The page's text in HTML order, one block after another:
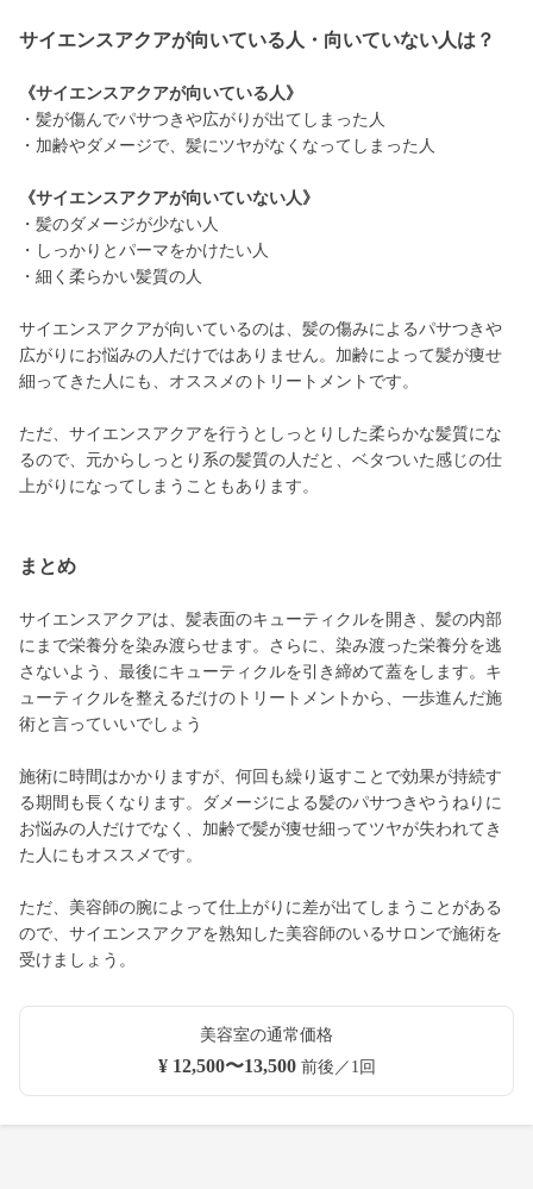
サイエンスアクアが向いている人・向いていない人は？
《サイエンスアクアが向いている人》
・髪が傷んでパサつきや広がりが出てしまった人
・加齢やダメージで、髪にツヤがなくなってしまった人
《サイエンスアクアが向いていない人》
・髪のダメージが少ない人
・しっかりとパーマをかけたい人
・細く柔らかい髪質の人
サイエンスアクアが向いているのは、髪の傷みによるパサつきや
広がりにお悩みの人だけではありません。加齢によって髪が痩せ
細ってきた人にも、オススメのトリートメントです。
ただ、サイエンスアクアを行うとしっとりした柔らかな髪質にな
るので、元からしっとり系の髪質の人だと、ベタついた感じの仕
上がりになってしまうこともあります。
まとめ
サイエンスアクアは、髪表面のキューティクルを開き、髪の内部
にまで栄養分を染み渡らせます。さらに、染み渡った栄養分を逃
さないよう、最後にキューティクルを引き締めて蓋をします。キ
ューティクルを整えるだけのトリートメントから、一歩進んだ施
術と言っていいでしょう
施術に時間はかかりますが、何回も繰り返すことで効果が持続す
る期間も長くなります。ダメージによる髪のパサつきやうねりに
お悩みの人だけでなく、加齢で髪が痩せ細ってツヤが失われてき
た人にもオススメです。
ただ、美容師の腕によって仕上がりに差が出てしまうことがある
ので、サイエンスアクアを熟知した美容師のいるサロンで施術を
受けましょう。
美容室の通常価格
¥ 12,500〜13,500前後／1回